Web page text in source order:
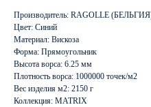
Производитель: RAGOLLE
Цвет: Синий
Материал: Вискоза
Форма: Прямоугольник
Высота ворса: 6.25 мм
Плотность ворса: 1000000 точек/м2
Вес изделия м2: 2150 г
Коллекция: MATRIX